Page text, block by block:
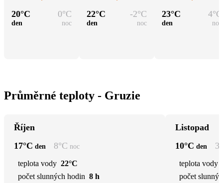
20°C 0°C
den noc
22°C -2°C
den noc
23°C 4°C
den noc
Průměrné teploty - Gruzie
Říjen
17°C den 8°C noc
teplota vody 22°C
počet slunných hodin 8 h
Listopad
10°C den 3
teplota vody
počet